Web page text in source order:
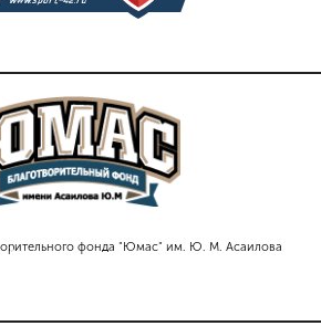
фонда "Юмас" им. Ю. М. Асаилова